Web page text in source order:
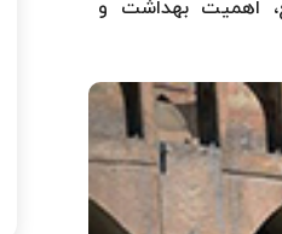
اهمیت بهداشت و